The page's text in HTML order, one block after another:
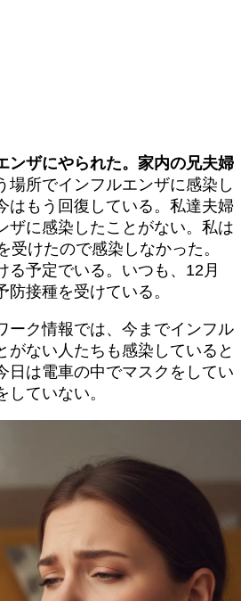
ンザにやられた。家内の兄夫婦
場所でインフルエンザに感染し
はもう回復している。私達夫婦
ザに感染したことがない。私は
受けたので感染しなかった。
る予定でいる。いつも、12月
接種を受けている。
ーク情報では、今までインフル
がない人たちも感染していると
日は電車の中でマスクをしてい
ていない。